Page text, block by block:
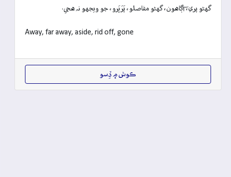
گهڻو پري، آڳاهون، گهڻو مفاصلو، پَرَڀَرو، جو ويجهو نہ هجي.
Away, far away, aside, rid off, gone
ڪوش ۾ ڏِسو